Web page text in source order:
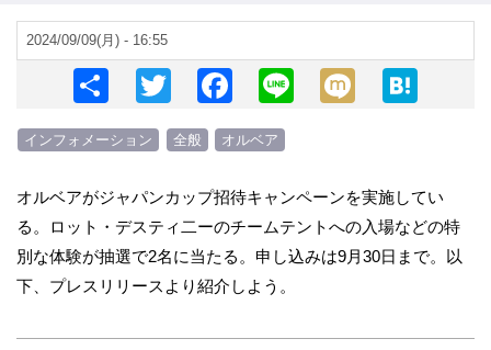
2024/09/09(月) - 16:55
S
h
ar
e
T
wi
tt
er
F
a
c
e
b
o
o
k
Li
M
n
a
インフォメーション 全般 オルベア
オルベアがジャパンカップ招待キャンペーンを実施してい
る。ロット・デスティ二ーのチームテントへの入場などの特
別な体験が抽選で2名に当たる。申し込みは9月30日まで。以
下、プレスリリースより紹介しよう。